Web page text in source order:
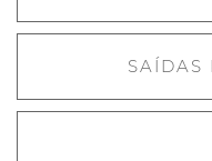
SAÍDAS